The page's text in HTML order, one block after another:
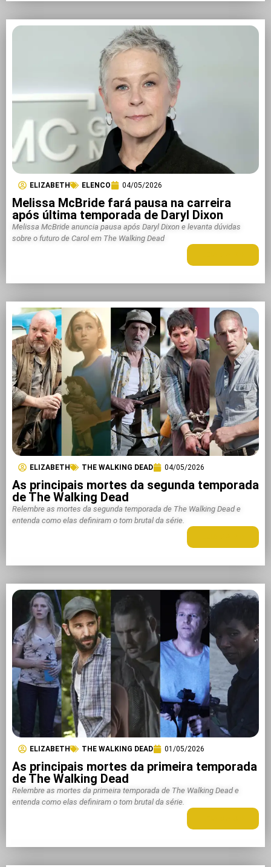
ELIZABETH ELENCO 04/05/2026
Melissa McBride fará pausa na carreira
após última temporada de Daryl Dixon
Melissa McBride anuncia pausa após Daryl Dixon e levanta dúvidas
sobre o futuro de Carol em The Walking Dead
ELIZABETH THE WALKING DEAD 04/05/2026
As principais mortes da segunda temporada
de The Walking Dead
Relembre as mortes da segunda temporada de The Walking Dead e
entenda como elas definiram o tom brutal da série.
ELIZABETH THE WALKING DEAD 01/05/2026
As principais mortes da primeira temporada
de The Walking Dead
Relembre as mortes da primeira temporada de The Walking Dead e
entenda como elas definiram o tom brutal da série.